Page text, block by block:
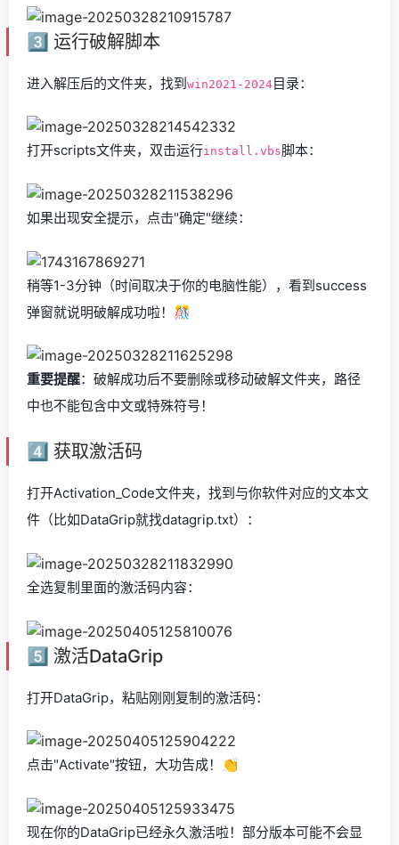
3️⃣ 运行破解脚本
进入解压后的文件夹，找到win2021-2024目录：
打开scripts文件夹，双击运行install.vbs脚本：
如果出现安全提示，点击"确定"继续：
稍等1-3分钟（时间取决于你的电脑性能），看到success
弹窗就说明破解成功啦！🎊
重要提醒：破解成功后不要删除或移动破解文件夹，路径
中也不能包含中文或特殊符号！
4️⃣ 获取激活码
打开Activation_Code文件夹，找到与你软件对应的文本文
件（比如DataGrip就找datagrip.txt）：
全选复制里面的激活码内容：
5️⃣ 激活DataGrip
打开DataGrip，粘贴刚刚复制的激活码：
点击"Activate"按钮，大功告成！👏
现在你的DataGrip已经永久激活啦！部分版本可能不会显